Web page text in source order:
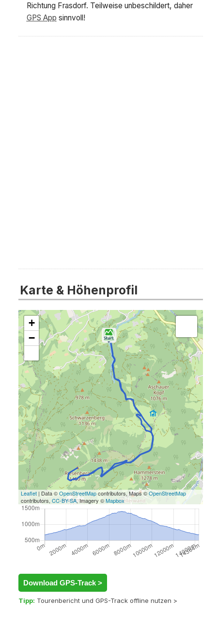
Richtung Frasdorf. Teilweise unbeschildert, daher
GPS App sinnvoll!
Karte & Höhenprofil
+
−
Leaflet| Data ©OpenStreetMapcontributors, Maps ©OpenStreetMap
contributors, CC-BY-SA, Imagery ©Mapbox
Download GPS-Track >
Tipp: Tourenbericht und GPS-Track offline nutzen >